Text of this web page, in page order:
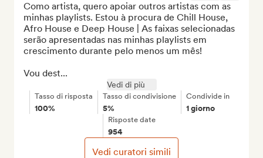
Como artista, quero apoiar outros artistas com as
minhas playlists. Estou à procura de Chill House,
Afro House e Deep House | As faixas selecionadas
serão apresentadas nas minhas playlists em
crescimento durante pelo menos um mês!
Vou dest...
Vedi di più
Tasso di risposta
100%
Tasso di condivisione
5%
Condivide in
1 giorno
Risposte date
954
Vedi curatori simili